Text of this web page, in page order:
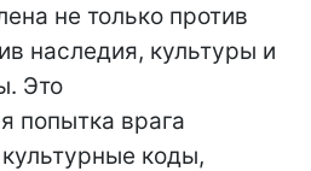
не только против
наследия, культуры и
Это
попытка врага
коды,